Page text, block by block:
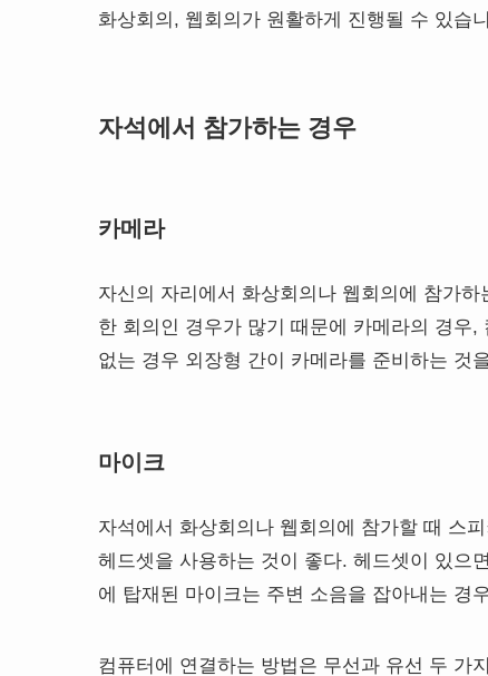
화상회의, 웹회의가 원활하게 진행될 수 있습
자석에서 참가하는 경우
카메라
자신의 자리에서 화상회의나 웹회의에 참가
한 회의인 경우가 많기 때문에 카메라의 경우,
없는 경우 외장형 간이 카메라를 준비하는 것
마이크
자석에서 화상회의나 웹회의에 참가할 때 스
헤드셋을 사용하는 것이 좋다. 헤드셋이 있으
에 탑재된 마이크는 주변 소음을 잡아내는 경
컴퓨터에 연결하는 방법은 무선과 유선 두 가